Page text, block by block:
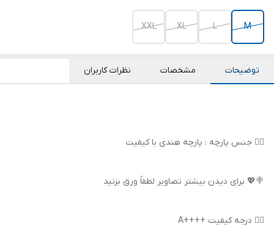
M
L
XL
XXL
توضیحات مشخصات نظرات کاربران
👌🏻 جنس پارچه : پارچه هندی با کیفیت
🍭💖 برای دیدن بیشتر تصاویر لطفاً ورق بزنید
👍🏻 درجه کیفیت ++++A